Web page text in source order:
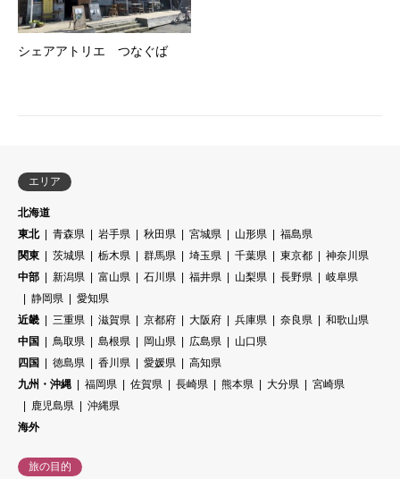
シェアアトリエ つなぐば
エリア
北海道
東北
青森県 岩手県 秋田県 宮城県 山形県
福島県
関東
茨城県 栃木県 群馬県 埼玉県 千葉県 東京都
神奈川県
中部
新潟県 富山県 石川県 福井県 山梨県 長野県
岐阜県
静岡県
愛知県
近畿
三重県 滋賀県 京都府 大阪府 兵庫県 奈良県
和歌山県
中国
鳥取県 島根県 岡山県 広島県
山口県
四国
徳島県 香川県 愛媛県
高知県
九州・沖縄
福岡県 佐賀県 長崎県 熊本県 大分県
宮崎県
鹿児島県
沖縄県
海外
旅の目的